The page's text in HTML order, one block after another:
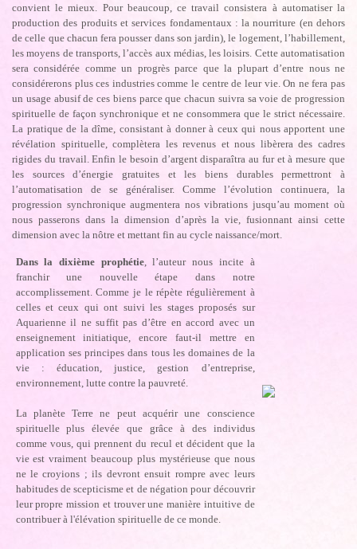
convient le mieux. Pour beaucoup, ce travail consistera à automatiser la
production des produits et services fondamentaux : la nourriture (en dehors
de celle que chacun fera pousser dans son jardin), le logement, l’habillement,
les moyens de transports, l’accès aux médias, les loisirs. Cette automatisation
sera considérée comme un progrès parce que la plupart d’entre nous ne
considérerons plus ces industries comme le centre de leur vie. On ne fera pas
un usage abusif de ces biens parce que chacun suivra sa voie de progression
spirituelle de façon synchronique et ne consommera que le strict nécessaire.
La pratique de la dîme, consistant à donner à ceux qui nous apportent une
révélation spirituelle, complètera les revenus et nous libèrera des cadres
rigides du travail. Enfin le besoin d’argent disparaîtra au fur et à mesure que
les sources d’énergie gratuites et les biens durables permettront à
l’automatisation de se généraliser. Comme l’évolution continuera, la
progression synchronique augmentera nos vibrations jusqu’au moment où
nous passerons dans la dimension d’après la vie, fusionnant ainsi cette
dimension avec la nôtre et mettant fin au cycle naissance/mort.
Dans la dixième prophétie, l’auteur nous incite à
franchir une nouvelle étape dans notre
accomplissement. Comme je le répète régulièrement à
celles et ceux qui ont suivi les stages proposés sur
Aquarienne il ne suffit pas d’être en accord avec un
enseignement initiatique, encore faut-il mettre en
application ses principes dans tous les domaines de la
vie : éducation, justice, gestion d’entreprise,
environnement, lutte contre la pauvreté.
La planète Terre ne peut acquérir une conscience
spirituelle plus élevée que grâce à des individus
comme vous, qui prennent du recul et décident que la
vie est vraiment beaucoup plus mystérieuse que nous
ne le croyions ; ils devront ensuit rompre avec leurs
habitudes de scepticisme et de négation pour découvrir
leur propre mission et trouver une manière intuitive de
contribuer à l'élévation spirituelle de ce monde.